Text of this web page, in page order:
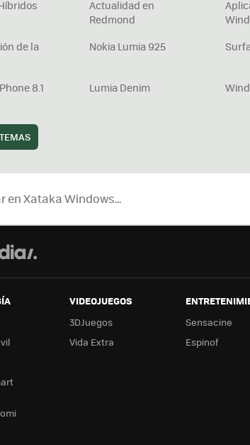
Actualidad en
Redmond
de la
Nokia Lumia 925
8.1
Lumia Denim
VIDEOJUEGOS
3DJuegos
Vida Extra
Sensacine
Espinof